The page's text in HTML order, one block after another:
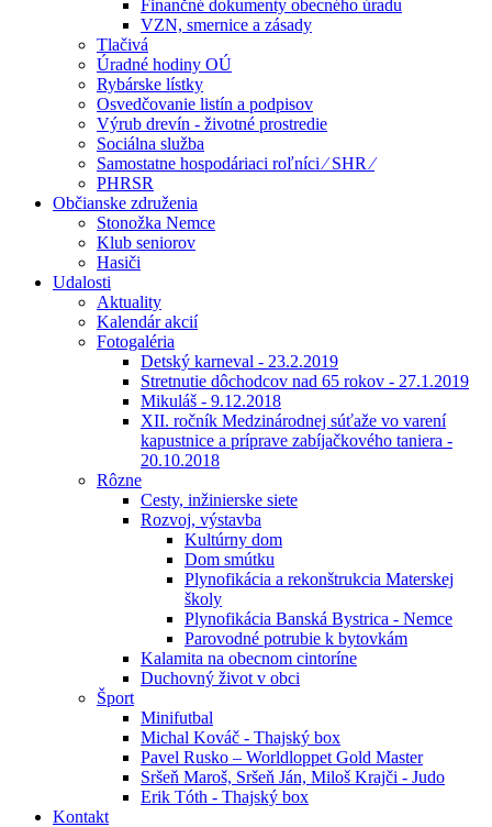
Finančné dokumenty obecného úradu
VZN, smernice a zásady
Tlačivá
Úradné hodiny OÚ
Rybárske lístky
Osvedčovanie listín a podpisov
Výrub drevín - životné prostredie
Sociálna služba
Samostatne hospodáriaci roľníci ⁄ SHR ⁄
PHRSR
Občianske združenia
Stonožka Nemce
Klub seniorov
Hasiči
Udalosti
Aktuality
Kalendár akcií
Fotogaléria
Detský karneval - 23.2.2019
Stretnutie dôchodcov nad 65 rokov - 27.1.2019
Mikuláš - 9.12.2018
XII. ročník Medzinárodnej súťaže vo varení
kapustnice a príprave zabíjačkového taniera -
20.10.2018
Rôzne
Cesty, inžinierske siete
Rozvoj, výstavba
Kultúrny dom
Dom smútku
Plynofikácia a rekonštrukcia Materskej
školy
Plynofikácia Banská Bystrica - Nemce
Parovodné potrubie k bytovkám
Kalamita na obecnom cintoríne
Duchovný život v obci
Šport
Minifutbal
Michal Kováč - Thajský box
Pavel Rusko – Worldloppet Gold Master
Sršeň Maroš, Sršeň Ján, Miloš Krajči - Judo
Erik Tóth - Thajský box
Kontakt